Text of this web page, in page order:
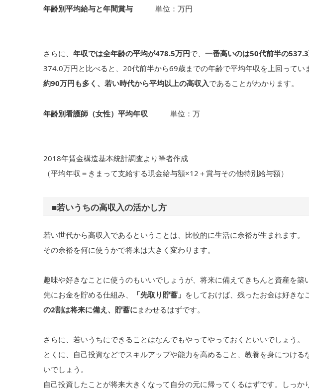
年齢別平均給与と年間賞与 単位：万円
さらに、 年収では全年齢の平均が478.5万円で、 一番高いのは50代前半の
374.0万円と比べると、20代前半から69歳までの年齢で平均年収を上回ってい
約90万円も多く、若い時代から平均以上の高収入であることがわかります。
年齢別看護師（女性）平均年収 単位：万
2018年賃金構造基本統計調査より筆者作成
（平均年収＝きまって支給する現金給与額×12＋賞与その他特別給与額）
■若いうちの高収入の活かし方
若い世代から高収入であるということは、比較的に生活に余裕が生まれます。
その余裕を何に使うかで将来は大きく変わります。
趣味や好きなことに使うのもいいでしょうが、将来に備えてきちんと資産を築
先にお金を貯める仕組み、
「先取り貯蓄」 をしておけば、残ったお金は好きな
の2割は将来に備え、貯蓄にまわせるはずです。
さらに、若いうちにできることはなんでもやってやっておくといいでしょう。
とくに、自己投資などでスキルアップや能力を高めること、教養を身につけ
いでしょう。
自己投資したことが将来大きくなって自分の元に帰ってくるはずです。しっか